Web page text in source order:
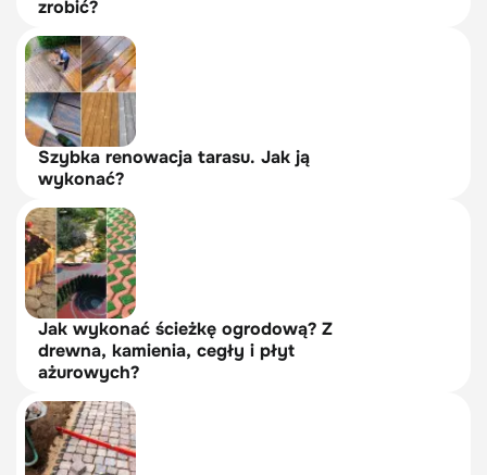
zrobić?
Szybka renowacja tarasu. Jak ją
wykonać?
Jak wykonać ścieżkę ogrodową? Z
drewna, kamienia, cegły i płyt
ażurowych?